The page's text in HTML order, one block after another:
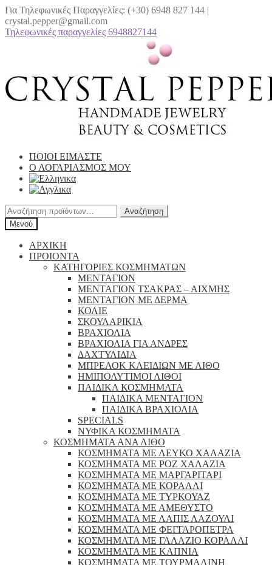
Για Τηλεφωνικές Παραγγελίες: (+30) 6948 827 144 |
crystal.pepper@gmail.com
Τηλεφωνικές παραγγελίες 6948827144
πλοήγηση
ΠΟΙΟΙ ΕΙΜΑΣΤΕ
Ο ΛΟΓΑΡΙΑΣΜΟΣ ΜΟΥ
Αναζήτηση
για:
Αναζήτηση
Μενού
ΑΡΧΙΚΗ
ΠΡΟΙΟΝΤΑ
ΚΑΤΗΓΟΡΙΕΣ ΚΟΣΜΗΜΑΤΩΝ
ΜΕΝΤΑΓΙΟΝ
ΜΕΝΤΑΓΙΟΝ ΤΣΑΚΡΑΣ – ΑΙΧΜΗΣ
ΜΕΝΤΑΓΙΟΝ ΜΕ ΔΕΡΜΑ
ΚΟΛΙΕ
ΣΚΟΥΛΑΡΙΚΙΑ
ΒΡΑΧΙΟΛΙΑ
ΒΡΑΧΙΟΛΙΑ ΓΙΑ ΑΝΔΡΕΣ
ΔΑΧΤΥΛΙΔΙΑ
ΜΠΡΕΛΟΚ ΚΛΕΙΔΙΩΝ ΜΕ ΛΙΘΟ
ΗΜΙΠΟΛΥΤΙΜΟΙ ΛΙΘΟΙ
ΠΑΙΔΙΚΑ ΚΟΣΜΗΜΑΤΑ
ΠΑΙΔΙΚΑ ΜΕΝΤΑΓΙΟΝ
ΠΑΙΔΙΚΑ ΒΡΑΧΙΟΛΙΑ
SPECIALS
ΝΥΦΙΚΑ ΚΟΣΜΗΜΑΤΑ
ΚΟΣΜΗΜΑΤΑ ΑΝΑ ΛΙΘΟ
ΚΟΣΜΗΜΑΤΑ ΜΕ ΛΕΥΚΟ ΧΑΛΑΖΙΑ
ΚΟΣΜΗΜΑΤΑ ΜΕ ΡΟΖ ΧΑΛΑΖΙΑ
ΚΟΣΜΗΜΑΤΑ ΜΕ ΜΑΡΓΑΡΙΤΑΡΙ
ΚΟΣΜΗΜΑΤΑ ΜΕ ΚΟΡΑΛΛΙ
ΚΟΣΜΗΜΑΤΑ ΜΕ ΤΥΡΚΟΥΑΖ
ΚΟΣΜΗΜΑΤΑ ΜΕ ΑΜΕΘΥΣΤΟ
ΚΟΣΜΗΜΑΤΑ ΜΕ ΛΑΠΙΣ ΛΑΖΟΥΛΙ
ΚΟΣΜΗΜΑΤΑ ΜΕ ΦΕΓΓΑΡΟΠΕΤΡΑ
ΚΟΣΜΗΜΑΤΑ ΜΕ ΓΑΛΑΖΙΟ ΚΟΡΑΛΛΙ
ΚΟΣΜΗΜΑΤΑ ΜΕ ΚΑΠΝΙΑ
ΚΟΣΜΗΜΑΤΑ ΜΕ ΤΟΥΡΜΑΛΙΝΗ